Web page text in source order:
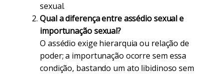
sexual.
Qual a diferença entre assédio sexual e
importunação sexual?
O assédio exige hierarquia ou relação de
poder; a importunação ocorre sem essa
condição, bastando um ato libidinoso sem